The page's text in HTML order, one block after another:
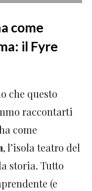
come
il Fyre
che questo
raccontarti
come
, l’isola teatro del
storia. Tutto
(e